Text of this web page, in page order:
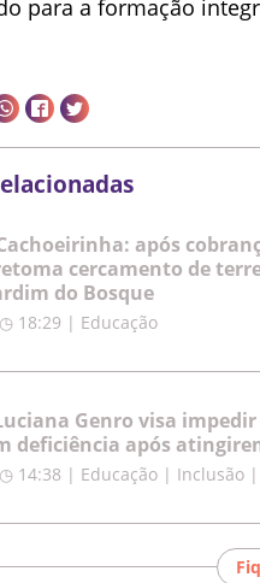
para a formação
após
cercamento de
do Bosque
18:29 | Educação
Genro visa
deficiência após
14:38 | Educação | Inclusão